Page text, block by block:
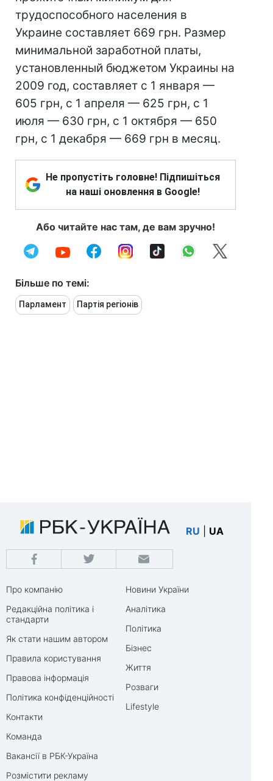
трудоспособного населения в
Украине составляет 669 грн. Размер
минимальной заработной платы,
установленный бюджетом Украины на
2009 год, составляет с 1 января —
605 грн, с 1 апреля — 625 грн, с 1
июля — 630 грн, с 1 октября — 650
грн, с 1 декабря — 669 грн в месяц.
Не пропустіть головне! Підпишіться
на наші оновлення в Google!
Або читайте нас там, де вам зручно!
Більше по темі:
Парламент Партія регіонів
RU UA
Про компанію
Редакційна політика і
стандарти
Як стати нашим автором
Правила користування
Правова інформація
Політика конфіденційності
Контакти
Команда
Вакансії в РБК-Україна
Розмістити рекламу
Новини України
Аналітика
Політика
Бізнес
Життя
Розваги
Lifestyle